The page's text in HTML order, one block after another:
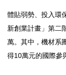
體貼弱勢、投入環
新創業計畫」第二
萬。其中，機材系
得10萬元的國際參